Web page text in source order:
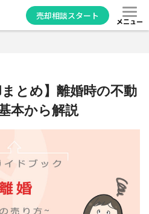
売却相談スタート
メニュー
まとめ】離婚時の不動
本から解説